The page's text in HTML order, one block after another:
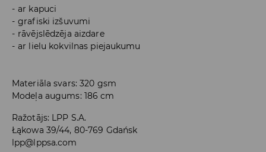
ar kapuci
grafiski izšuvumi
rāvējslēdzēja aizdare
ar lielu kokvilnas piejaukumu
Materiāla svars: 320 gsm
Modeļa augums: 186 cm
Ražotājs: LPP S.A.
Łąkowa 39/44, 80-769 Gdańsk
lpp@lppsa.com